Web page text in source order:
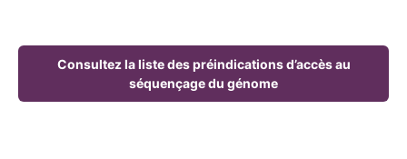
Consultez la liste des préindications d’accès au
séquençage du génome